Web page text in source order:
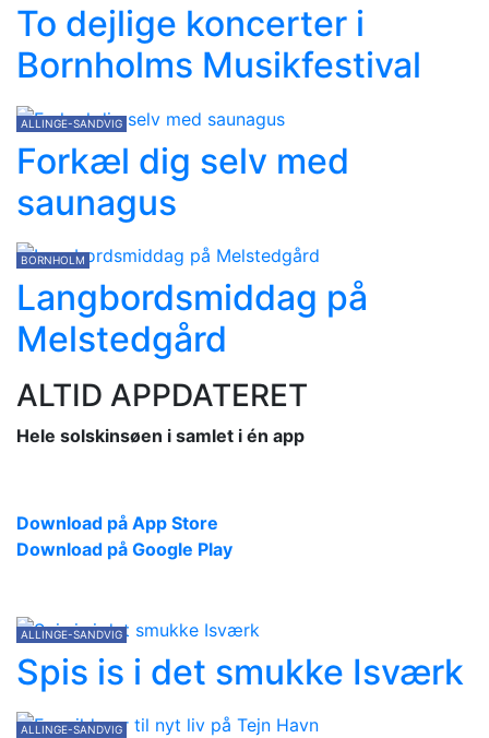
To dejlige koncerter i
Bornholms Musikfestival
ALLINGE-SANDVIG
Forkæl dig selv med
saunagus
BORNHOLM
Langbordsmiddag på
Melstedgård
ALTID APPDATERET
Hele solskinsøen i samlet i én app
Download på App Store
Download på Google Play
ALLINGE-SANDVIG
Spis is i det smukke Isværk
ALLINGE-SANDVIG